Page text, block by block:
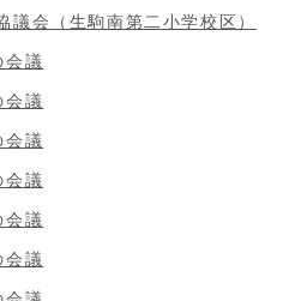
議会（生駒南第二小学校区）
会議
会議
会議
会議
会議
会議